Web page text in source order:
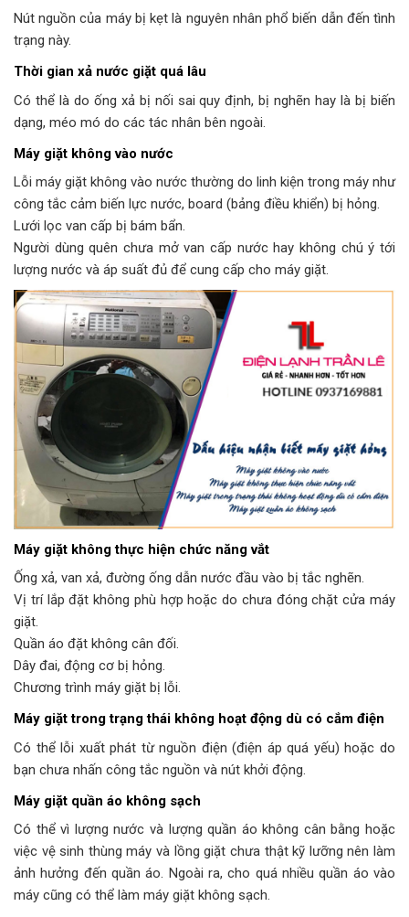
Nút nguồn của máy bị kẹt là nguyên nhân phổ biến dẫn đến tình
trạng này.
Thời gian xả nước giặt quá lâu
Có thể là do ống xả bị nối sai quy định, bị nghẽn hay là bị biến
dạng, méo mó do các tác nhân bên ngoài.
Máy giặt không vào nước
Lỗi máy giặt không vào nước thường do linh kiện trong máy như
công tắc cảm biến lực nước, board (bảng điều khiển) bị hỏng.
Lưới lọc van cấp bị bám bẩn.
Người dùng quên chưa mở van cấp nước hay không chú ý tới
lượng nước và áp suất đủ để cung cấp cho máy giặt.
Máy giặt không thực hiện chức năng vắt
Ống xả, van xả, đường ống dẫn nước đầu vào bị tắc nghẽn.
Vị trí lắp đặt không phù hợp hoặc do chưa đóng chặt cửa máy
giặt.
Quần áo đặt không cân đối.
Dây đai, động cơ bị hỏng.
Chương trình máy giặt bị lỗi.
Máy giặt trong trạng thái không hoạt động dù có cắm điện
Có thể lỗi xuất phát từ nguồn điện (điện áp quá yếu) hoặc do
bạn chưa nhấn công tắc nguồn và nút khởi động.
Máy giặt quần áo không sạch
Có thể vì lượng nước và lượng quần áo không cân bằng hoặc
việc vệ sinh thùng máy và lồng giặt chưa thật kỹ lưỡng nên làm
ảnh hưởng đến quần áo. Ngoài ra, cho quá nhiều quần áo vào
máy cũng có thể làm máy giặt không sạch.